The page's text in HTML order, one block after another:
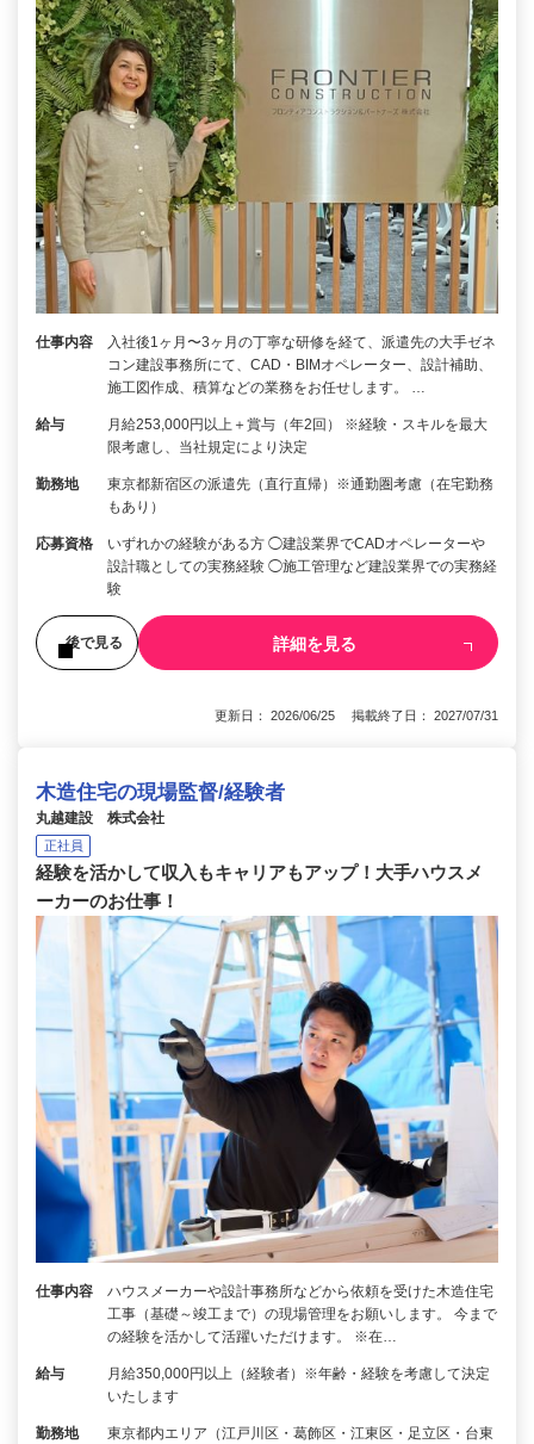
仕事内容
入社後1ヶ月〜3ヶ月の丁寧な研修を経て、派遣先の大手ゼネ
コン建設事務所にて、CAD・BIMオペレーター、設計補助、
施工図作成、積算などの業務をお任せします。 …
給与
月給253,000円以上＋賞与（年2回） ※経験・スキルを最大
限考慮し、当社規定により決定
勤務地
東京都新宿区の派遣先（直行直帰）※通勤圏考慮（在宅勤務
もあり）
応募資格
いずれかの経験がある方 ◯建設業界でCADオペレーターや
設計職としての実務経験 ◯施工管理など建設業界での実務経
験
後で見る 詳細を見る
更新日： 2026/06/25 掲載終了日： 2027/07/31
木造住宅の現場監督/経験者
丸越建設 株式会社
正社員
経験を活かして収入もキャリアもアップ！大手ハウスメ
ーカーのお仕事！
仕事内容
ハウスメーカーや設計事務所などから依頼を受けた木造住宅
工事（基礎～竣工まで）の現場管理をお願いします。 今まで
の経験を活かして活躍いただけます。 ※在…
給与
月給350,000円以上（経験者）※年齢・経験を考慮して決定
いたします
勤務地
東京都内エリア（江戸川区・葛飾区・江東区・足立区・台東